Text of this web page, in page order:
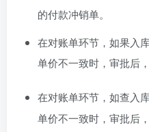
的付款冲销单。
在对账单环节，如果入
单价不一致时，审批后
在对账单环节，如查入
单价不一致时，审批后